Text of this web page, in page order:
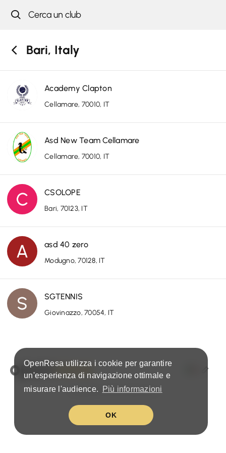
OpenResa utilizza i cookie per garantire
un'esperienza di navigazione ottimale e
misurare l'audience.
Più informazioni
OK
Bari, Italy
Academy Clapton
Cellamare, 70010, IT
Asd New Team Cellamare
Cellamare, 70010, IT
CSOLOPE
Bari, 70123, IT
asd 40 zero
Modugno, 70128, IT
SGTENNIS
Giovinazzo, 70054, IT
Condizioni & politica sulla privacy